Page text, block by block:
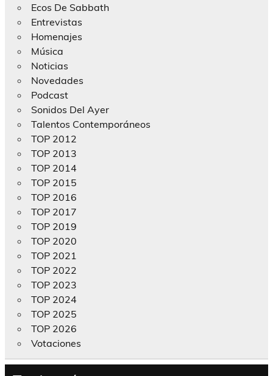
Ecos De Sabbath
Entrevistas
Homenajes
Música
Noticias
Novedades
Podcast
Sonidos Del Ayer
Talentos Contemporáneos
TOP 2012
TOP 2013
TOP 2014
TOP 2015
TOP 2016
TOP 2017
TOP 2019
TOP 2020
TOP 2021
TOP 2022
TOP 2023
TOP 2024
TOP 2025
TOP 2026
Votaciones